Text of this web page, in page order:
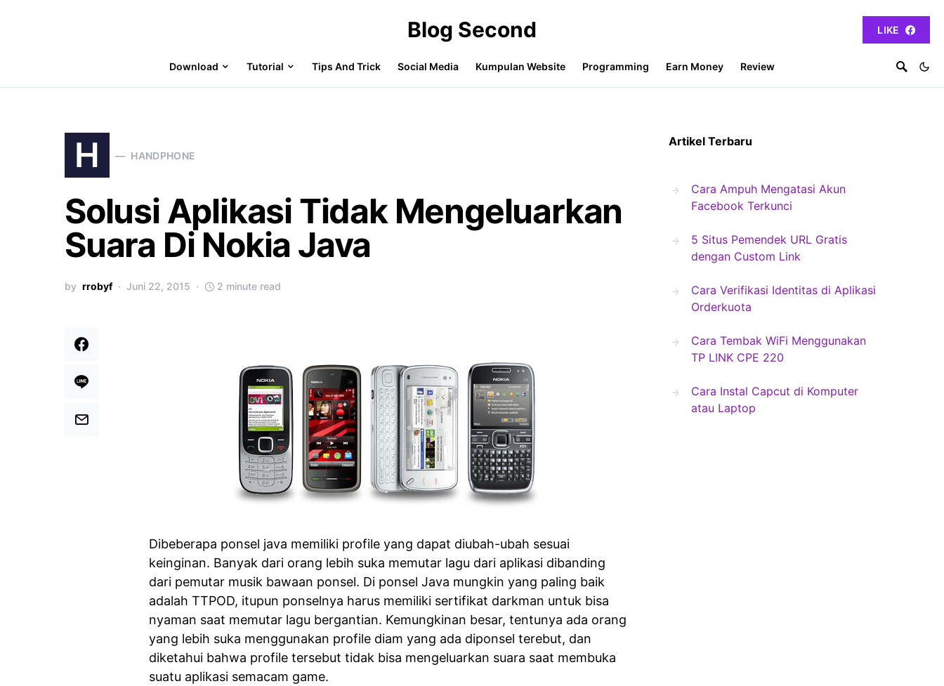
Blog Second LIKE
Download Tutorial Tips And Trick Social Media Kumpulan Website Programming Earn Money Review
H HANDPHONE
Solusi Aplikasi Tidak Mengeluarkan
Suara Di Nokia Java
by rrobyf Juni 22, 2015 2 minute read
Dibeberapa ponsel java memiliki profile yang dapat diubah-ubah sesuai
keinginan. Banyak dari orang lebih suka memutar lagu dari aplikasi dibanding
dari pemutar musik bawaan ponsel. Di ponsel Java mungkin yang paling baik
adalah TTPOD, itupun ponselnya harus memiliki sertifikat darkman untuk bisa
nyaman saat memutar lagu bergantian. Kemungkinan besar, tentunya ada orang
yang lebih suka menggunakan profile diam yang ada diponsel terebut, dan
diketahui bahwa profile tersebut tidak bisa mengeluarkan suara saat membuka
suatu aplikasi semacam game.
Artikel Terbaru
Cara Ampuh Mengatasi Akun
Facebook Terkunci
5 Situs Pemendek URL Gratis
dengan Custom Link
Cara Verifikasi Identitas di Aplikasi
Orderkuota
Cara Tembak WiFi Menggunakan
TP LINK CPE 220
Cara Instal Capcut di Komputer
atau Laptop